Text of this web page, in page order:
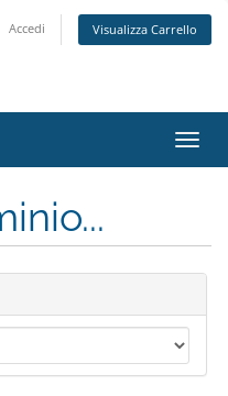
Accedi Visualizza Carrello
Attiva